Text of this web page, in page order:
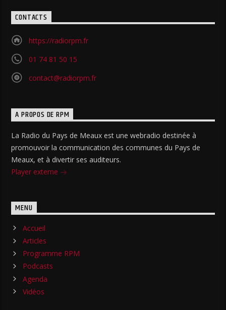
CONTACTS
https://radiorpm.fr
01 74 81 50 15
contact@radiorpm.fr
A PROPOS DE RPM
La Radio du Pays de Meaux est une webradio destinée à
promouvoir la communication des communes du Pays de
Meaux, et à divertir ses auditeurs.
Player externe
MENU
Accueil
Articles
Programme RPM
Podcasts
Agenda
Vidéos